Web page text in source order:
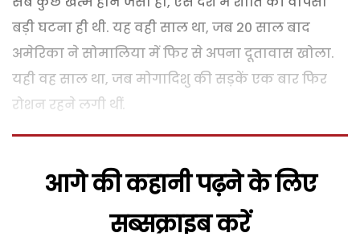
बड़ी घटना ही थी. यह वही साल था, जब 20 साल बाद
अमेरिका ने सोमालिया में फिर से अपना दूतावास खोला.
यही वह साल था, जब मोगादिशु की सड़कें एक बार फिर
रोशन रहने लगी थीं.
आगे की कहानी पढ़ने के लिए
सब्सक्राइब करें